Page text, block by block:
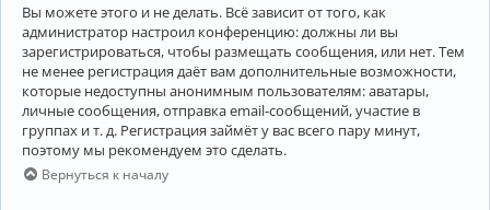
Вы можете этого и не делать. Всё зависит от того, как
администратор настроил конференцию: должны ли вы
зарегистрироваться, чтобы размещать сообщения, или нет. Тем
не менее регистрация даёт вам дополнительные возможности,
которые недоступны анонимным пользователям: аватары,
личные сообщения, отправка email-сообщений, участие в
группах и т. д. Регистрация займёт у вас всего пару минут,
поэтому мы рекомендуем это сделать.
Вернуться к началу